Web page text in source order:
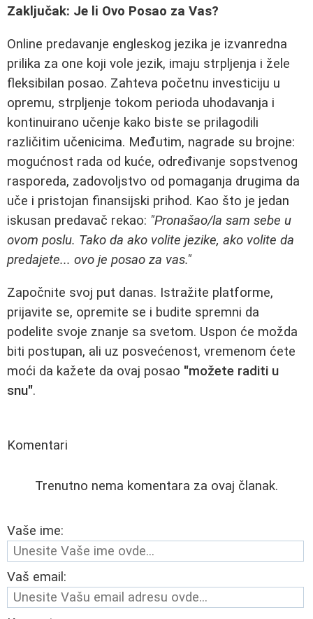
Zaključak: Je li Ovo Posao za Vas?
Online predavanje engleskog jezika je izvanredna
prilika za one koji vole jezik, imaju strpljenja i žele
fleksibilan posao. Zahteva početnu investiciju u
opremu, strpljenje tokom perioda uhodavanja i
kontinuirano učenje kako biste se prilagodili
različitim učenicima. Međutim, nagrade su brojne:
mogućnost rada od kuće, određivanje sopstvenog
rasporeda, zadovoljstvo od pomaganja drugima da
uče i pristojan finansijski prihod. Kao što je jedan
iskusan predavač rekao: "Pronašao/la sam sebe u
ovom poslu. Tako da ako volite jezike, ako volite da
predajete... ovo je posao za vas."
Započnite svoj put danas. Istražite platforme,
prijavite se, opremite se i budite spremni da
podelite svoje znanje sa svetom. Uspon će možda
biti postupan, ali uz posvećenost, vremenom ćete
moći da kažete da ovaj posao "možete raditi u
snu".
Komentari
Trenutno nema komentara za ovaj članak.
Vaše ime:
Vaš email: